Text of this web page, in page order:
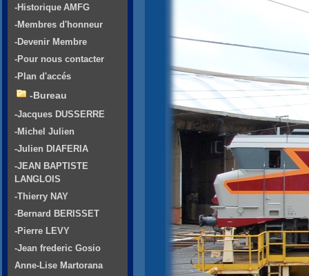
-Historique AMFG
-Membres d'honneur
-Devenir Membre
-Pour nous contacter
-Plan d'accés
-Bureau
-Jacques DUSSERRE
-Michel Julien
-Julien DIAFERIA
-JEAN BAPTISTE
LANGLOIS
-Thierry NAY
-Bernard BERISSET
-Pierre LEVY
-Jean frederic Gosio
Anne-Lise Martorana